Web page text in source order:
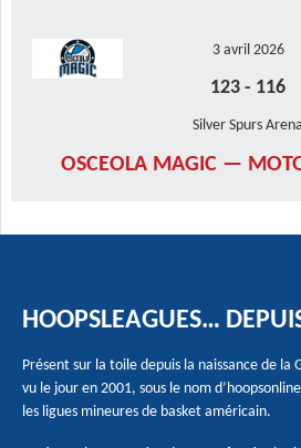
3 avril 2026
123 - 116
Silver Spurs Arena
OSCEOLA MAGIC —
HOOPSLEAGUES…
Présent sur la toile depuis la naissance de la
vu le jour en 2001, sous le nom
les ligues mineures de basket américain.